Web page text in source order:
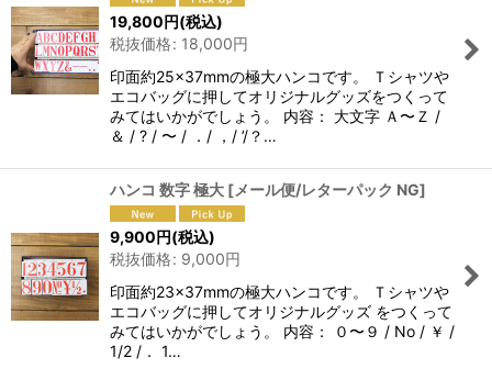
19,800円(税込)
税抜価格: 18,000円
印面約25×37mmの極大ハンコです。 Ｔシャツや
エコバッグに押してオリジナルグッズをつくって
みてはいかがでしょう。 内容： 大文字 Ａ〜Ｚ /
＆ / ? / 〜 / ．/ ，/ ’/？…
ハンコ 数字 極大 [メール便/レターパック NG]
9,900円(税込)
税抜価格: 9,000円
印面約23×37mmの極大ハンコです。 Ｔシャツや
エコバッグに押してオリジナルグッズ をつくって
みてはいかがでしょう。 内容： ０〜９ / No / ￥ /
1/2 /． 1…